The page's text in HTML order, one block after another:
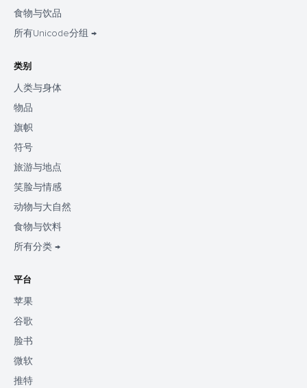
食物与饮品
所有Unicode分组 →
类别
人类与身体
物品
旗帜
符号
旅游与地点
笑脸与情感
动物与大自然
食物与饮料
所有分类 →
平台
苹果
谷歌
脸书
微软
推特